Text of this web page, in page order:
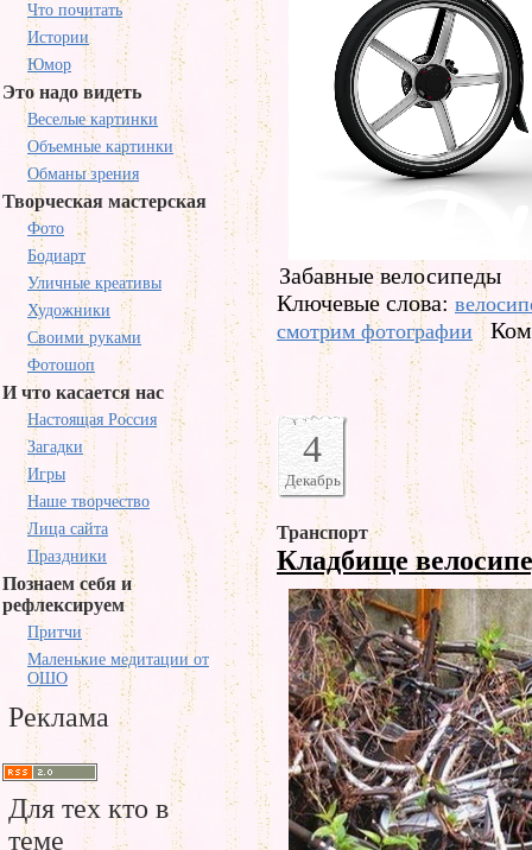
Что почитать
Истории
Юмор
Это надо видеть
Веселые картинки
Объемные картинки
Обманы зрения
Творческая мастерская
Фото
Бодиарт
Уличные креативы
Художники
Своими руками
Фотошоп
И что касается нас
Настоящая Россия
Загадки
Игры
Наше творчество
Лица сайта
Праздники
Познаем себя и
рефлексируем
Притчи
Маленькие медитации от
ОШО
Реклама
Для тех кто в
теме
Забавные велосипеды
Ключевые слова:
смотрим фотографии
4
Декабрь
Транспорт
Кладбище